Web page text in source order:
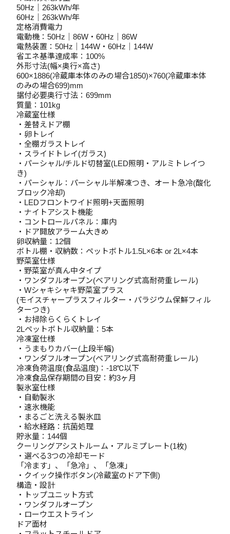
50Hz｜263kWh/年
60Hz｜263kWh/年
定格消費電力
電動機：50Hz｜86W・60Hz｜86W
電熱装置：50Hz｜144W・60Hz｜144W
省エネ基準達成率：100%
外形寸法(幅×奥行×高さ)
600×1886(冷蔵庫本体のみの場合1850)×760(冷蔵庫本体
のみの場合699)mm
据付必要奥行寸法：699mm
質量：101kg
冷蔵室仕様
・差替えドア棚
・卵トレイ
・全棚ガラストレイ
・スライドトレイ(ガラス)
・パーシャル/チルド切替室(LED照明・アルミトレイつ
き)
・パーシャル：パーシャル半解凍つき、オート急冷(酸化
ブロック冷却)
・LEDフロントワイド照明+天面照明
・ナイトアシスト機能
・コントロールパネル：庫内
・ドア開放アラーム大きめ
卵収納量：12個
ボトル棚・収納数：ペットボトル1.5L×6本 or 2L×4本
野菜室仕様
・野菜室が真ん中タイプ
・ワンダフルオープン(ベアリング式高耐荷重レール)
・Wシャキシャキ野菜室プラス
(モイスチャープラスフィルター・パラジウム保鮮フィル
ターつき)
・お掃除らくらくトレイ
2Lペットボトル収納量：5本
冷凍室仕様
・うまもりカバー(上段半幅)
・ワンダフルオープン(ベアリング式高耐荷重レール)
冷凍負荷温度(食品温度)：-18℃以下
冷凍食品保存期間の目安：約3ヶ月
製氷室仕様
・自動製氷
・速氷機能
・まるごと洗える製氷皿
・給水経路：抗菌処理
貯氷量：144個
クーリングアシストルーム・アルミプレート(1枚)
・選べる3つの冷却モード
「冷ます」、「急冷」、「急凍」
・クイック操作ボタン(冷蔵室のドア下側)
構造・設計
・トップユニット方式
・ワンダフルオープン
・ローウエストライン
ドア面材